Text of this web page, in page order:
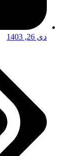
دی 26, 1403